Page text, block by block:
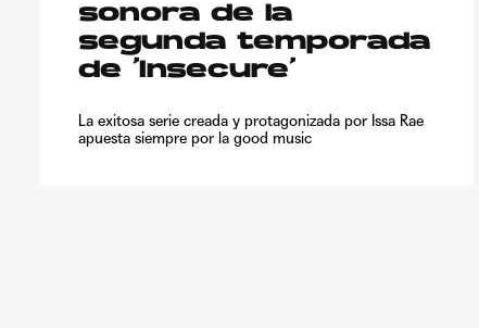
sonora de la
segunda temporada
de ‘Insecure’
La exitosa serie creada y protagonizada por Issa Rae
apuesta siempre por la good music